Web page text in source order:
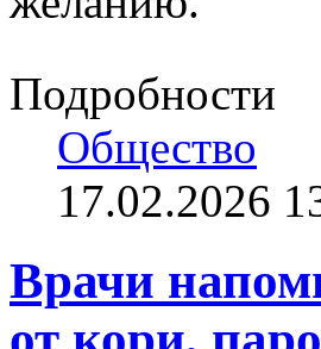
Подробности
Общество
17.02.2026
Врачи